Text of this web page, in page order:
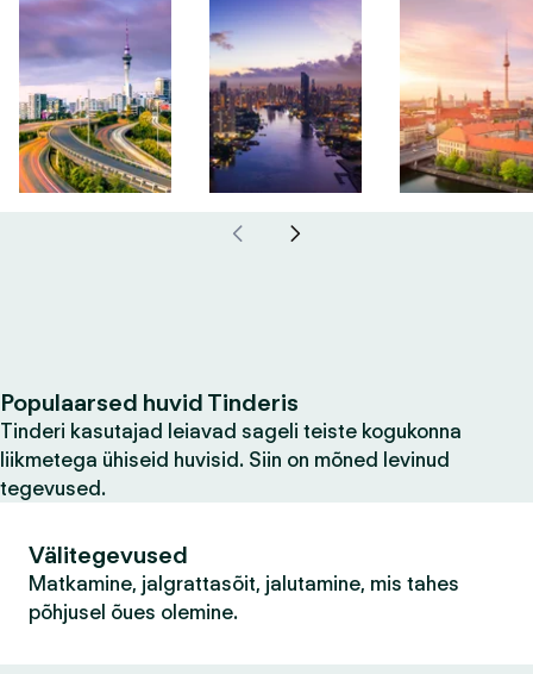
Populaarsed huvid Tinderis
Tinderi kasutajad leiavad sageli teiste kogukonna
liikmetega ühiseid huvisid. Siin on mõned levinud
tegevused.
Välitegevused
Matkamine, jalgrattasõit, jalutamine, mis tahes
põhjusel õues olemine.